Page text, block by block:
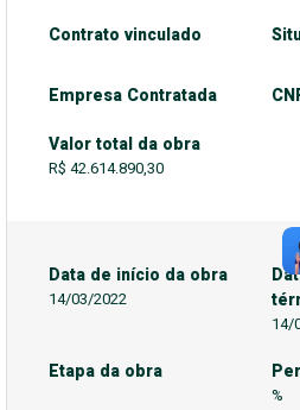
Contrato vinculado
Empresa Contratada
Valor total da obra
R$ 42.614.890,30
Data de início da obra
14/03/2022
14/
Etapa da obra
%